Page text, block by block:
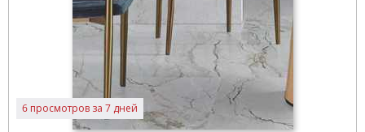
6 просмотров за 7 дней